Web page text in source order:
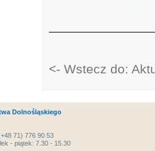
<- Wstecz do:
Dolnośląskiego
71) 776 90 53
- piątek: 7.30 - 15.30